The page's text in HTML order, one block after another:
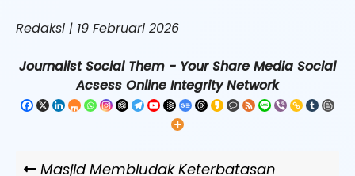
Redaksi | 19 Februari 2026
Journalist Social Them - Your Share Media Social
Acsess Online Integrity Network
Previous
Masjid Membludak Keterbatasan